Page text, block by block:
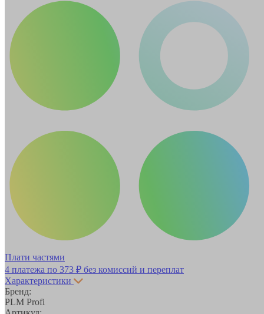
Плати частями
4 платежа по 373 ₽ без комиссий и переплат
Характеристики
Бренд:
PLM Profi